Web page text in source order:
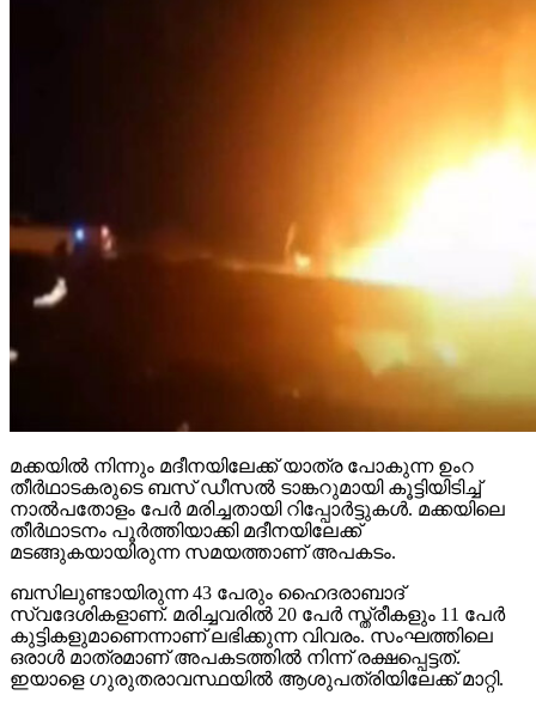
മക്കയില്‍ നിന്നും മദീനയിലേക്ക് യാത്ര പോകുന്ന ഉംറ
തീര്‍ഥാടകരുടെ ബസ് ഡീസല്‍ ടാങ്കറുമായി കൂട്ടിയിടിച്ച്
നാല്‍പതോളം പേര്‍ മരിച്ചതായി റിപ്പോര്‍ട്ടുകള്‍. മക്കയിലെ
തീര്‍ഥാടനം പൂര്‍ത്തിയാക്കി മദീനയിലേക്ക്
മടങ്ങുകയായിരുന്ന സമയത്താണ് അപകടം.
ബസിലുണ്ടായിരുന്ന 43 പേരും ഹൈദരാബാദ്
സ്വദേശികളാണ്. മരിച്ചവരില്‍ 20 പേര്‍ സ്ത്രീകളും 11 പേര്‍
കുട്ടികളുമാണെന്നാണ് ലഭിക്കുന്ന വിവരം. സംഘത്തിലെ
ഒരാള്‍ മാത്രമാണ് അപകടത്തില്‍ നിന്ന് രക്ഷപ്പെട്ടത്.
ഇയാളെ ഗുരുതരാവസ്ഥയില്‍ ആശുപത്രിയിലേക്ക് മാറ്റി.